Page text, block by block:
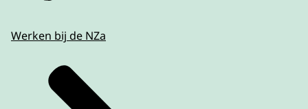
Werken bij de NZa